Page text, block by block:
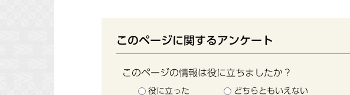
このページに関するアンケート
このページの情報は役に立ちましたか？
役に立った どちらともいえない